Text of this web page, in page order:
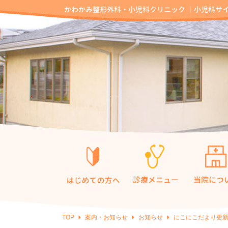
TOP 案内・お知らせ お知らせ にこにこだより更新